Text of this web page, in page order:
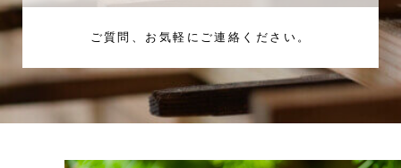
ご質問、お気軽にご連絡ください。